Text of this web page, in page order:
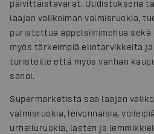
päivittäistavarat. Uudistuksena
laajan valikoiman valmisruokia,
puristettua appelsiinimehua
myös tärkeimpiä elintarvikkeita
turisteille että myös vanhan
sanoi.
Supermarketista saa laajan
valmisruokia, leivonnaisia,
urheiluruokia, lasten ja